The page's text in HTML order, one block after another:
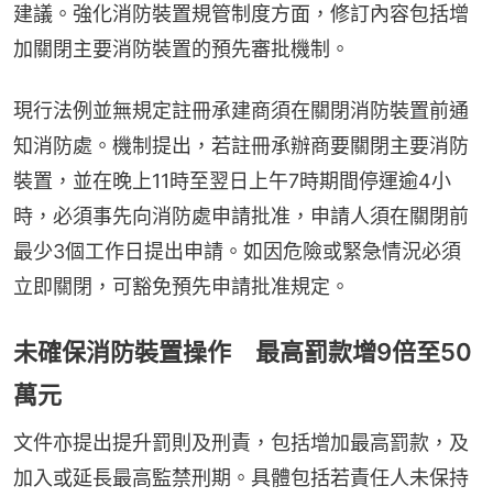
建議。強化消防裝置規管制度方面，修訂內容包括增
加關閉主要消防裝置的預先審批機制。
現行法例並無規定註冊承建商須在關閉消防裝置前通
知消防處。機制提出，若註冊承辦商要關閉主要消防
裝置，並在晚上11時至翌日上午7時期間停運逾4小
時，必須事先向消防處申請批准，申請人須在關閉前
最少3個工作日提出申請。如因危險或緊急情況必須
立即關閉，可豁免預先申請批准規定。
未確保消防裝置操作 最高罰款增9倍至50
萬元
文件亦提出提升罰則及刑責，包括增加最高罰款，及
加入或延長最高監禁刑期。具體包括若責任人未保持